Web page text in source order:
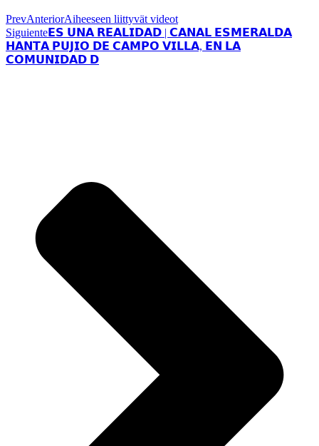
PrevAnteriorAiheeseen liittyvät videot
Siguiente 𝗘𝗦 𝗨𝗡𝗔 𝗥𝗘𝗔𝗟𝗜𝗗𝗔𝗗 | 𝗖𝗔𝗡𝗔𝗟 𝗘𝗦𝗠𝗘𝗥𝗔𝗟𝗗𝗔
𝗛𝗔𝗡𝗧𝗔 𝗣𝗨𝗝𝗜𝗢 𝗗𝗘 𝗖𝗔𝗠𝗣𝗢 𝗩𝗜𝗟𝗟𝗔, 𝗘𝗡 𝗟𝗔
𝗖𝗢𝗠𝗨𝗡𝗜𝗗𝗔𝗗 𝗗